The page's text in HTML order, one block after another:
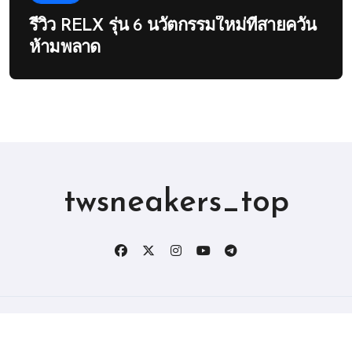
รีวิว RELX รุ่น 6 นวัตกรรมใหม่ที่สายควัน
ห้ามพลาด
twsneakers_top